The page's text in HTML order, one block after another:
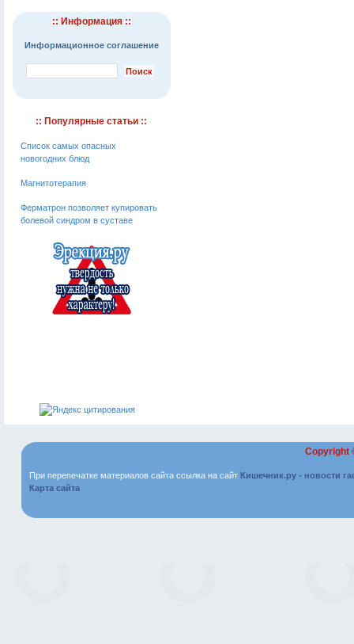
:: Информация ::
Информационное соглашение
:: Популярные статьи ::
Список самых опасных
новогодних блюд
Магнитотерапия
Ферматрон позволяет купировать
болевой синдром в суставе
Copyright
При перепечатке материалов сайта ссылка на сайт Кишечник.ру - новости
Карта сайта